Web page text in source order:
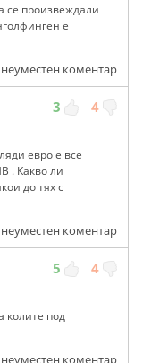
се произвеждали
е
коментар
3 4
евро е все
. Какво ли
до тях с
коментар
5 4
колите под
коментар